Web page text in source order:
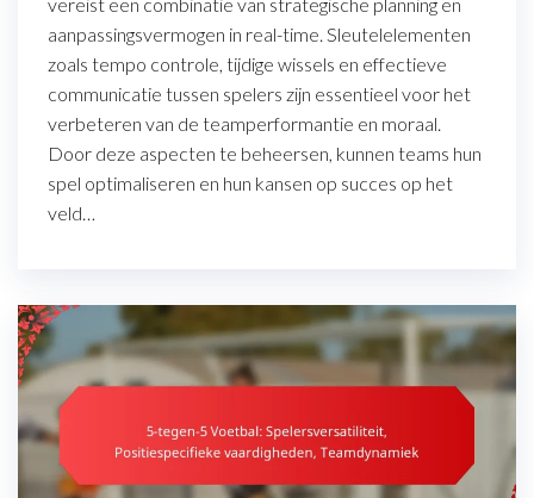
aanpassingsvermogen in real-time. Sleutelelementen
zoals tempo controle, tijdige wissels en effectieve
communicatie tussen spelers zijn essentieel voor het
verbeteren van de teamperformantie en moraal.
Door deze aspecten te beheersen, kunnen teams hun
spel optimaliseren en hun kansen op succes op het
veld…